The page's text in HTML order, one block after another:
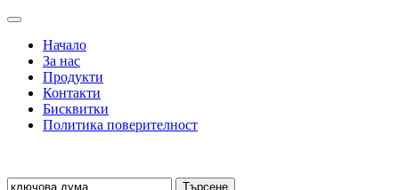
Начало
За нас
Продукти
Контакти
Бисквитки
Политика поверителност